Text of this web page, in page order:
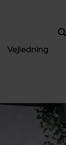
Vejledning